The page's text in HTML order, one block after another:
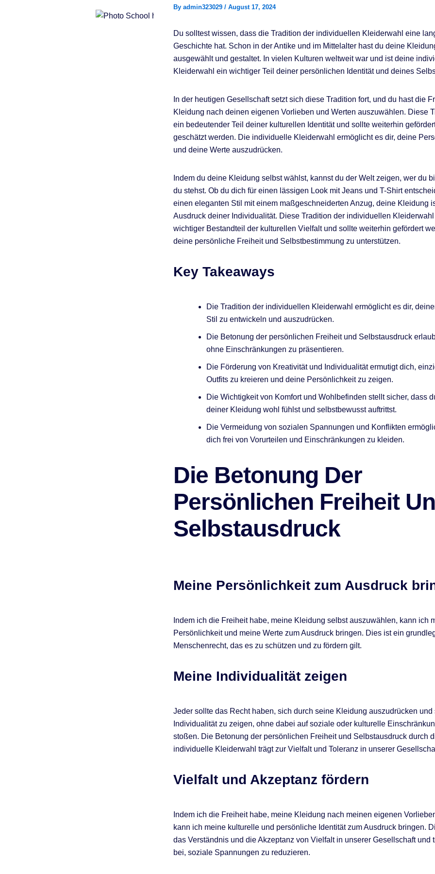
By admin323029 / August 17, 2024
Du solltest wissen, dass die Tradition der individuellen Kleiderwahl eine
Geschichte hat. Schon in der Antike und im Mittelalter hast du deine
ausgewählt und gestaltet. In vielen Kulturen weltweit war und ist deine
Kleiderwahl ein wichtiger Teil deiner persönlichen Identität und deines
In der heutigen Gesellschaft setzt sich diese Tradition fort, und du hast die
Kleidung nach deinen eigenen Vorlieben und Werten auszuwählen. Diese
ein bedeutender Teil deiner kulturellen Identität und sollte weiterhin
geschätzt werden. Die individuelle Kleiderwahl ermöglicht es dir, deine
und deine Werte auszudrücken.
Indem du deine Kleidung selbst wählst, kannst du der Welt zeigen, wer du
du stehst. Ob du dich für einen lässigen Look mit Jeans und T-Shirt
einen eleganten Stil mit einem maßgeschneiderten Anzug, deine Kleidung
Ausdruck deiner Individualität. Diese Tradition der individuellen
wichtiger Bestandteil der kulturellen Vielfalt und sollte weiterhin gefördert
deine persönliche Freiheit und Selbstbestimmung zu unterstützen.
Key Takeaways
Die Tradition der individuellen Kleiderwahl ermöglicht es dir,
Stil zu entwickeln und auszudrücken.
Die Betonung der persönlichen Freiheit und Selbstausdruck
ohne Einschränkungen zu präsentieren.
Die Förderung von Kreativität und Individualität ermutigt dich,
Outfits zu kreieren und deine Persönlichkeit zu zeigen.
Die Wichtigkeit von Komfort und Wohlbefinden stellt sicher, dass
deiner Kleidung wohl fühlst und selbstbewusst auftrittst.
Die Vermeidung von sozialen Spannungen und Konflikten
dich frei von Vorurteilen und Einschränkungen zu kleiden.
Die Betonung Der
Persönlichen Freiheit
Selbstausdruck
Meine Persönlichkeit zum Ausdruck
Indem ich die Freiheit habe, meine Kleidung selbst auszuwählen, kann ich
Persönlichkeit und meine Werte zum Ausdruck bringen. Dies ist ein
Menschenrecht, das es zu schützen und zu fördern gilt.
Meine Individualität zeigen
Jeder sollte das Recht haben, sich durch seine Kleidung auszudrücken und
Individualität zu zeigen, ohne dabei auf soziale oder kulturelle
stoßen. Die Betonung der persönlichen Freiheit und Selbstausdruck durch
individuelle Kleiderwahl trägt zur Vielfalt und Toleranz in unserer
Vielfalt und Akzeptanz fördern
Indem ich die Freiheit habe, meine Kleidung nach meinen eigenen
kann ich meine kulturelle und persönliche Identität zum Ausdruck bringen.
das Verständnis und die Akzeptanz von Vielfalt in unserer Gesellschaft und
bei, soziale Spannungen zu reduzieren.